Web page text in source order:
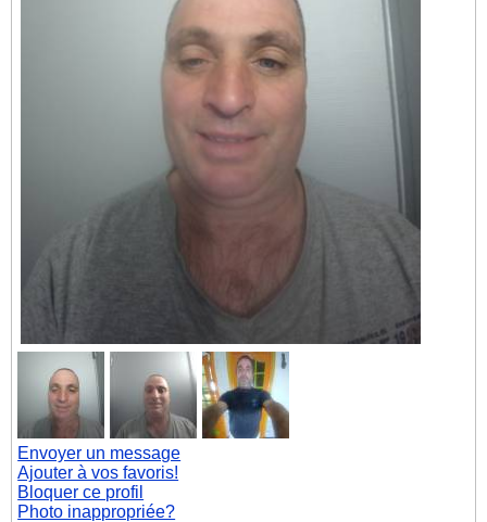
Envoyer un message
Ajouter à vos favoris!
Bloquer ce profil
Photo inappropriée?